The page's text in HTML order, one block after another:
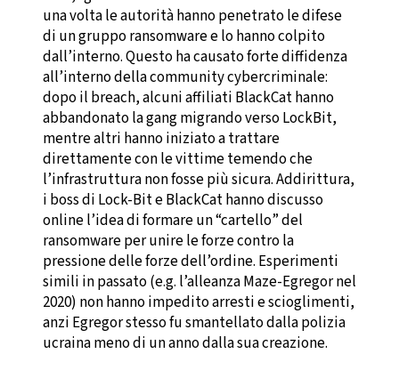
una volta le autorità hanno penetrato le difese
di un gruppo ransomware e lo hanno colpito
dall’interno. Questo ha causato forte diffidenza
all’interno della community cybercriminale:
dopo il breach, alcuni affiliati BlackCat hanno
abbandonato la gang migrando verso LockBit,
mentre altri hanno iniziato a trattare
direttamente con le vittime temendo che
l’infrastruttura non fosse più sicura. Addirittura,
i boss di Lock-Bit e BlackCat hanno discusso
online l’idea di formare un “cartello” del
ransomware per unire le forze contro la
pressione delle forze dell’ordine. Esperimenti
simili in passato (e.g. l’alleanza Maze-Egregor nel
2020) non hanno impedito arresti e scioglimenti,
anzi Egregor stesso fu smantellato dalla polizia
ucraina meno di un anno dalla sua creazione.